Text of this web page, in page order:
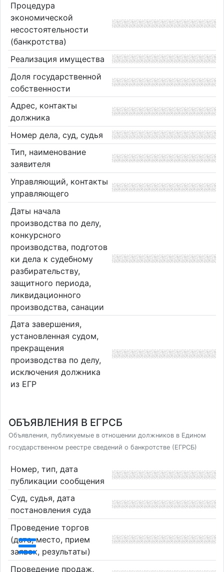
Процедура
экономической
несостоятельности
(банкротства)
Реализация имущества
Доля государственной
собственности
Адрес, контакты
должника
Номер дела, суд, судья
Тип, наименование
заявителя
Управляющий, контакты
управляющего
Даты начала
производства по делу,
конкурсного
производства, подготов
ки дела к судебному
разбирательству,
защитного периода,
ликвидационного
производства, санации
Дата завершения,
установленная судом,
прекращения
производства по делу,
исключения должника
из ЕГР
ОБЪЯВЛЕНИЯ В ЕГРСБ
Объявления, публикуемые в отношении должников в Едином
государственном реестре сведений о банкротстве (ЕГРСБ)
Номер, тип, дата
публикации сообщения
Суд, судья, дата
постановления суда
Проведение торгов
(дата, место, прием
заявок, результаты)
Проведение продаж,